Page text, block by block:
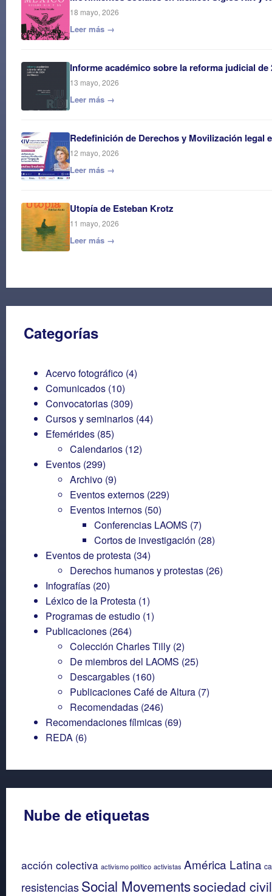
18 mayo, 2026
Leer más →
Informe académico sobre la reforma judicial de
13 mayo, 2026
Leer más →
Redefinición de Derechos y Movilización legal
12 mayo, 2026
Leer más →
Utopía de Esteban Krotz
11 mayo, 2026
Leer más →
Categorías
Acervo fotográfico (4)
Comunicados (10)
Convocatorias (309)
Cursos y seminarios (44)
Efemérides (85)
Calendarios (12)
Eventos (299)
Archivo (9)
Eventos externos (229)
Eventos internos (50)
Conferencias LAOMS (7)
Cortos de investigación (28)
Eventos de protesta (34)
Derechos humanos y protestas (26)
Infografías (20)
Léxico de la Protesta (1)
Programas de estudio (1)
Publicaciones (264)
Colección Charles Tilly (2)
De miembros del LAOMS (25)
Descargables (160)
Publicaciones Café de Altura (7)
Recomendadas (246)
Recomendaciones fílmicas (69)
REDA (6)
Nube de etiquetas
acción colectiva activismo político activistas América Latina
resistenciasSocial Movementssociedad civil